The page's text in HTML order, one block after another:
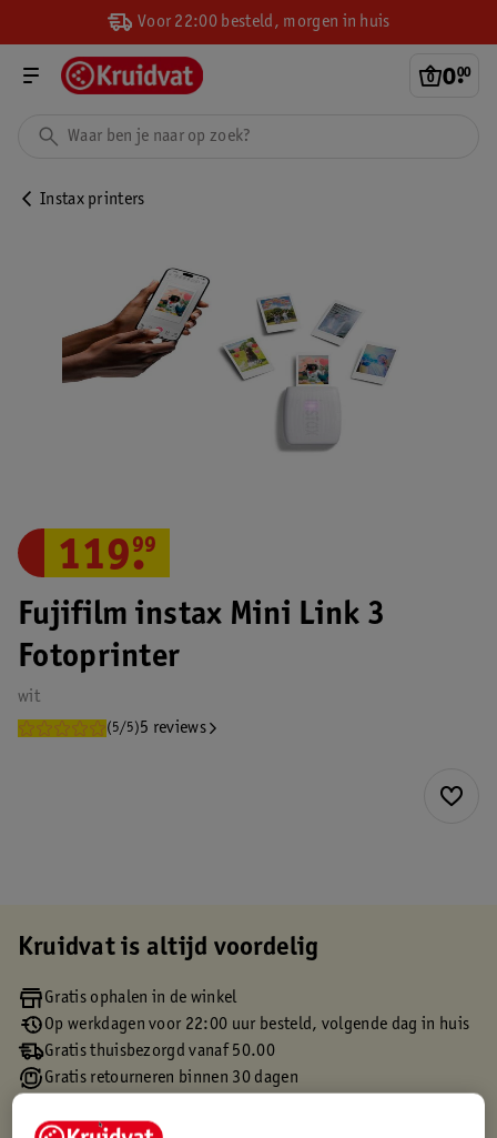
Voor 22:00 besteld, morgen in huis
0.
00
Instax printers
Fujifilm instax Mini Link 3
Fotoprinter
wit
(5/5)5 reviews
119.
99
Kruidvat is altijd voordelig
Gratis ophalen in de winkel
Op werkdagen voor 22:00 uur besteld, volgende dag in huis
Gratis thuisbezorgd vanaf 50.00
Gratis retourneren binnen 30 dagen